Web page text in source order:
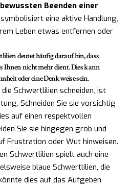
Beenden einer
eine aktive Handlung,
Leben etwas entfernen oder
deutet häufig darauf hin, dass
Ihnen nicht mehr dient. Dies kann
oder eine Denkweise sein.
Schwertlilien schneiden, ist
Schneiden Sie sie vorsichtig
auf einen respektvollen
Sie sie hingegen grob und
Frustration oder Wut hinweisen.
Schwertlilien spielt auch eine
blaue Schwertlilien, die
dies auf das Aufgeben